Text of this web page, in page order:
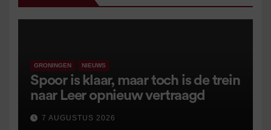
GRONINGEN NIEUWS
Spoor is klaar, maar toch is de trein
naar Leer opnieuw vertraagd
7 AUGUSTUS 2026